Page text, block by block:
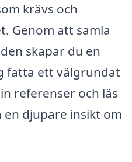
krävs och
Genom att samla
skapar du en
fatta ett välgrundat
referenser och läs
djupare insikt om